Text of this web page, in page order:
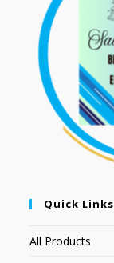
Quick Links
All Products